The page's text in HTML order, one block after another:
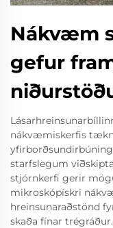
Nákvæm
gefur
nákvæmiskerfis
starfslegum
stjórnkerfi gerir
mikroskópískri
hreinsunaraðstönd
skaða fínar